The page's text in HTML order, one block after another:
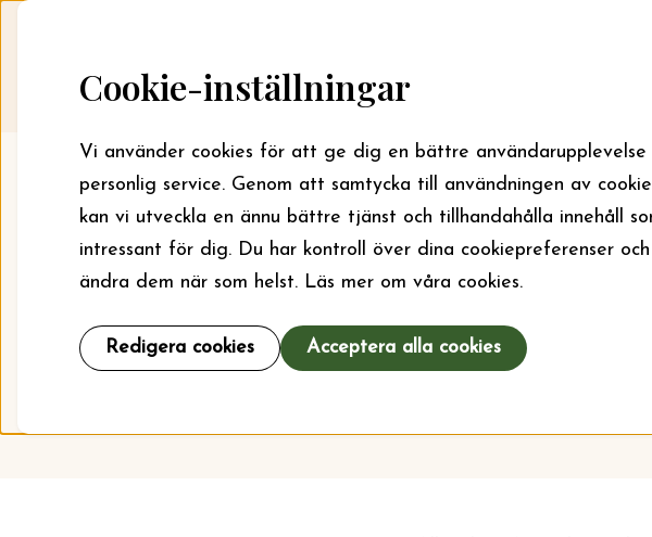
Cookie-inställningar
Vi använder cookies för att ge dig en bättre användarupplevelse
personlig service. Genom att samtycka till användningen av
kan vi utveckla en ännu bättre tjänst och tillhandahålla innehåll
intressant för dig. Du har kontroll över dina cookiepreferenser och
ändra dem när som helst. Läs mer om våra cookies.
Redigera cookies Acceptera alla cookies
Här kan du läsa om vad
För läger kan bidrag sökas året
och verksamhet är det
ansökningsomgång